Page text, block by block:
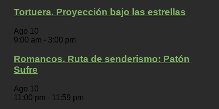
Tortuera. Proyección bajo las estrellas
Ago 10
9:00 am - 3:00 pm
Romancos. Ruta de senderismo: Patón
Sufre
Ago 10
11:00 pm - 11:59 pm